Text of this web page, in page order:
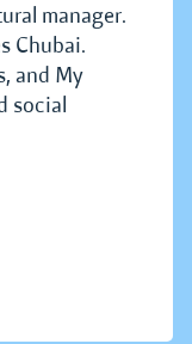
manager.
Chubai.
and My
social